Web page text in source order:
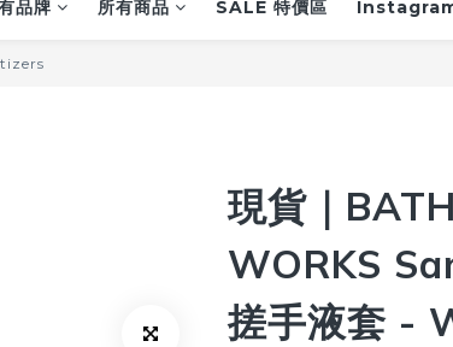
品牌 所有商品 SALE 特價區
現貨｜
WORKS
搓手液套 -